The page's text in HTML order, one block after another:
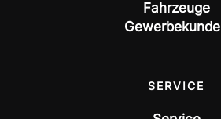
Fahrzeuge
SERVICE